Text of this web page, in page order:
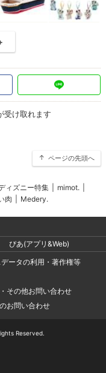
受け取れます
ページの先頭へ
ィズニー特集 mimot.
肉 Medery.
ぴあ(アプリ&Web)
ータの利用・著作権等
その他お問い合わせ
お問い合わせ
Reserved.